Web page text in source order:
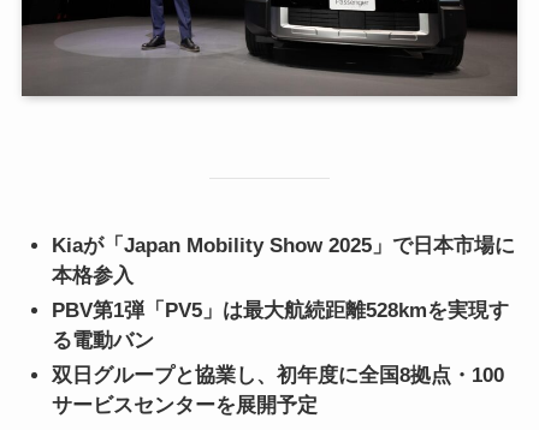
Kiaが「Japan Mobility Show 2025」で日本市場に
本格参入
PBV第1弾「PV5」は最大航続距離528kmを実現す
る電動バン
双日グループと協業し、初年度に全国8拠点・100
サービスセンターを展開予定